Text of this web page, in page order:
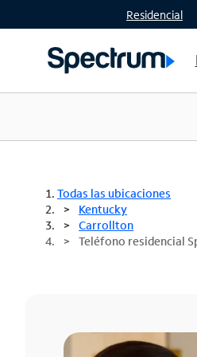
Residencial
Todas las ubicaciones
Kentucky
Carrollton
Teléfono residencial